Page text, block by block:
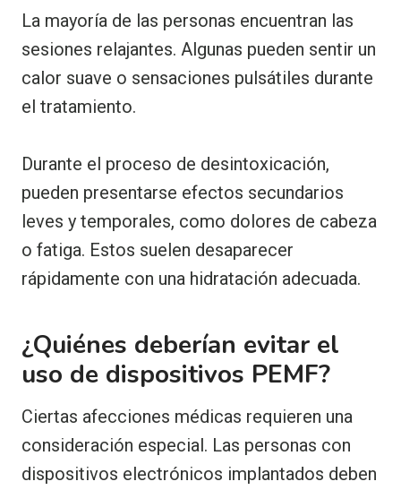
La mayoría de las personas encuentran las
sesiones relajantes. Algunas pueden sentir un
calor suave o sensaciones pulsátiles durante
el tratamiento.
Durante el proceso de desintoxicación,
pueden presentarse efectos secundarios
leves y temporales, como dolores de cabeza
o fatiga. Estos suelen desaparecer
rápidamente con una hidratación adecuada.
¿Quiénes deberían evitar el
uso de dispositivos PEMF?
Ciertas afecciones médicas requieren una
consideración especial. Las personas con
dispositivos electrónicos implantados deben